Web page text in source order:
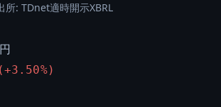
: TDnet適時開示XBRL
円
(+3.50%)